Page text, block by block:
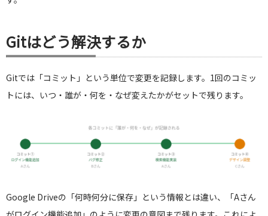
Gitはどう解決するか
Gitでは「コミット」という単位で変更を記録します。1回のコミッ
トには、いつ・誰が・何を・なぜ変えたかがセットで残ります。
Google Driveの「何時何分に保存」という情報とは違い、「Aさん